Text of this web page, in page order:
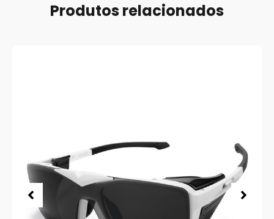
Produtos relacionados